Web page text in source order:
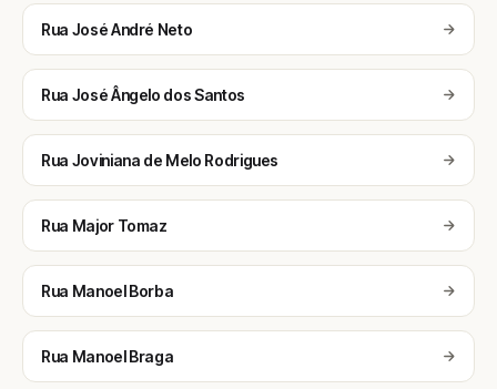
Rua José André Neto
Rua José Ângelo dos Santos
Rua Joviniana de Melo Rodrigues
Rua Major Tomaz
Rua Manoel Borba
Rua Manoel Braga